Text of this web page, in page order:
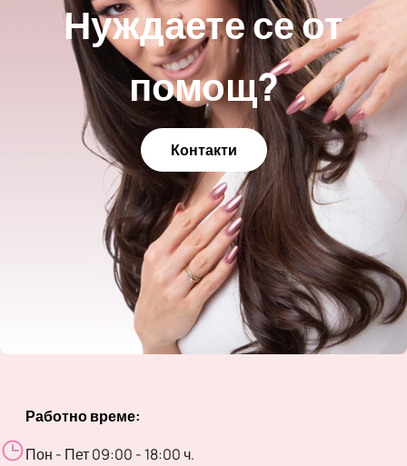
Нуждаете се от
помощ?
Контакти
Работно време:
Пон - Пет 09:00 - 18:00 ч.